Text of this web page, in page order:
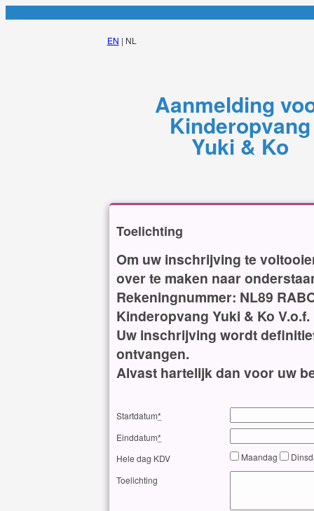
EN | NL
Aanmelding
Kinderopvang
Yuki & Ko
Toelichting
Om uw inschrijving te
over te maken naar
Rekeningnummer: NL89
Kinderopvang Yuki & Ko V.o.f.
Uw inschrijving wordt
ontvangen.
Alvast hartelijk dan voor uw
Startdatum*
Einddatum*
Hele dag KDV
Maandag
Toelichting